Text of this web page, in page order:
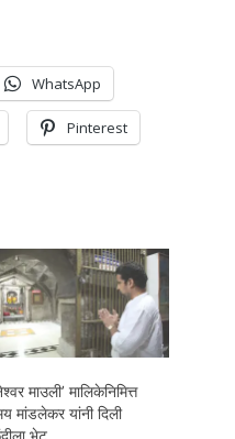
WhatsApp
Pinterest
माउली’ मालिकेनिमित्त
मांडलेकर यांनी दिली